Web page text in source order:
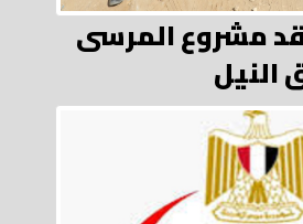
مشروع المرسى